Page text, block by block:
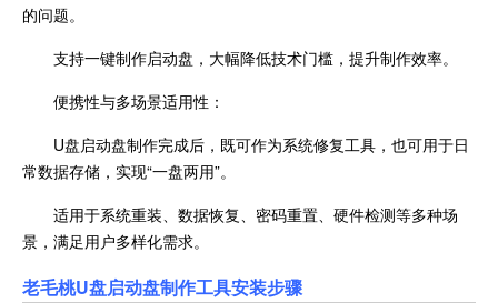
的问题。
支持一键制作启动盘，大幅降低技术门槛，提升制作效率。
便携性与多场景适用性：
U盘启动盘制作完成后，既可作为系统修复工具，也可用于日
常数据存储，实现“一盘两用”。
适用于系统重装、数据恢复、密码重置、硬件检测等多种场
景，满足用户多样化需求。
老毛桃U盘启动盘制作工具安装步骤